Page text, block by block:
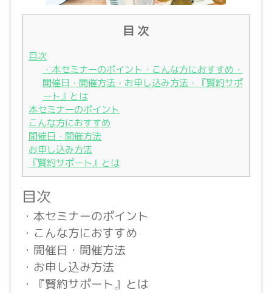
目 次
目次
・本セミナーのポイント・こんな方におすすめ・
開催日・開催方法・お申し込み方法・『賢約サポ
ート』とは
本セミナーのポイント
こんな方におすすめ
開催日・開催方法
お申し込み方法
『賢約サポート』とは
目次
・本セミナーのポイント
・こんな方におすすめ
・開催日・開催方法
・お申し込み方法
・『賢約サポート』とは